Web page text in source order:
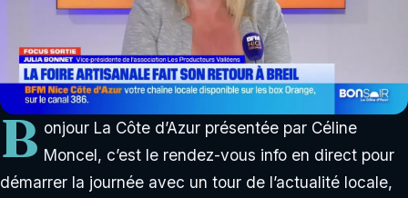
B onjour La Côte d’Azur présentée par Céline
Moncel, c’est le rendez-vous info en direct pour
démarrer la journée avec un tour de l’actualité locale,